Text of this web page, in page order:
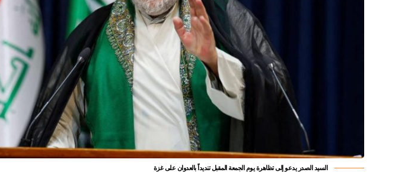
السيد الصدر يدعو إلى تظاهرة يوم الجمعة المقبل تنديداً بالعدوان على غزة